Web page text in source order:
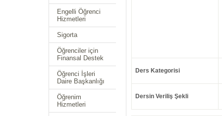
Engelli Öğrenci
Hizmetleri
Sigorta
Öğrenciler için
Finansal Destek
Öğrenci İşleri
Daire Başkanlığı
Öğrenim
Hizmetleri
Ders Kategorisi
Dersin Veriliş Şekli